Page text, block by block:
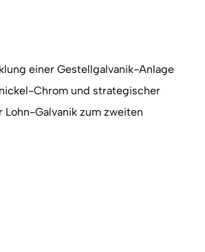
einer Gestellgalvanik-Anlage
Chrom und strategischer
Lohn-Galvanik zum zweiten